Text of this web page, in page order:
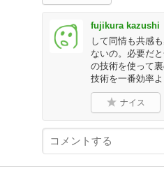
fujikura kazushi
して同情も共感
ないの。必要だ
の技術を使って
技術を一番効率
ナイス